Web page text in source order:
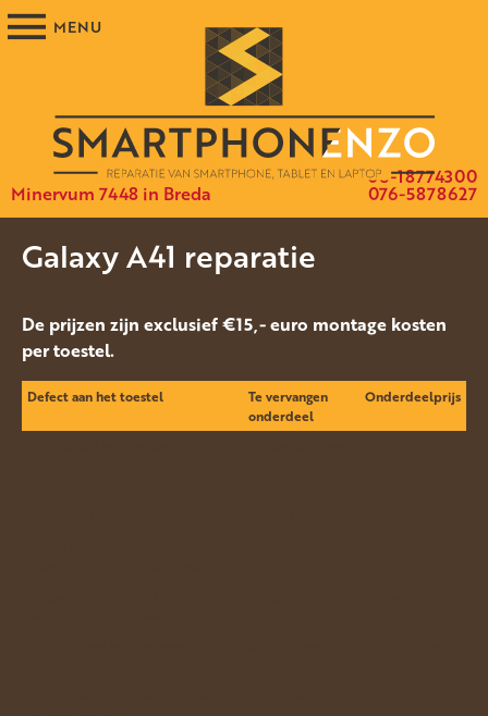
Minervum 7448 in Breda 076-5878627
06-18774300
Galaxy A41 reparatie
De prijzen zijn exclusief €15,- euro montage kosten
per toestel.
Defect aan het toestel
Te vervangen
onderdeel
Onderdeelprijs